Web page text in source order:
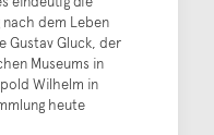
dem Leben
Gustav Gluck, der
Museums in
Wilhelm in
heute